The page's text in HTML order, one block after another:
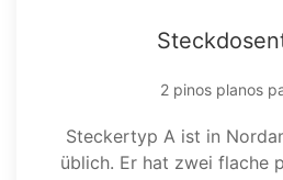
2 pinos planos
Steckertyp A ist in
üblich. Er hat zwei flache